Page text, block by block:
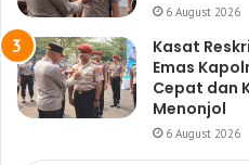
6 August 2026
Kasat
Emas
Cepat dan
Menonjol
6 August 2026